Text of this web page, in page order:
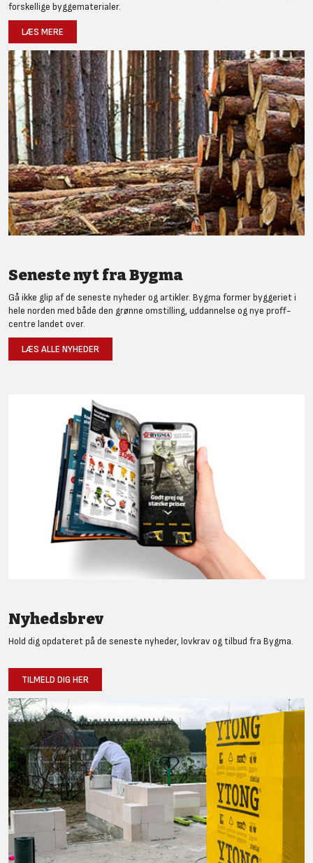
forskellige byggematerialer.
LÆS MERE
Seneste nyt fra Bygma
Gå ikke glip af de seneste nyheder og artikler. Bygma former byggeriet i
hele norden med både den grønne omstilling, uddannelse og nye proff-
centre landet over.
LÆS ALLE NYHEDER
Nyhedsbrev
Hold dig opdateret på de seneste nyheder, lovkrav og tilbud fra Bygma.
TILMELD DIG HER